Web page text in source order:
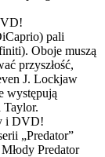
pali
Oboje muszą
przyszłość,
J. Lockjaw
występują
i DVD!
„Predator”
Predator